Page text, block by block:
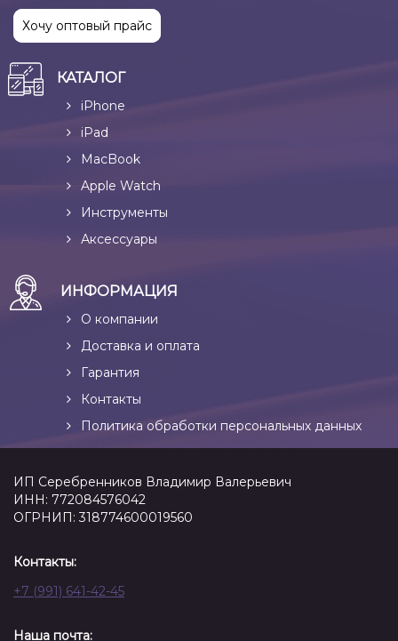
Хочу оптовый прайс
КАТАЛОГ
iPhone
iPad
MacBook
Apple Watch
Инструменты
Аксессуары
ИНФОРМАЦИЯ
О компании
Доставка и оплата
Гарантия
Контакты
Политика обработки персональных данных
ИП Серебренников Владимир Валерьевич
ИНН: 772084576042
ОГРНИП: 318774600019560
Контакты:
+7 (991) 641-42-45
Наша почта: